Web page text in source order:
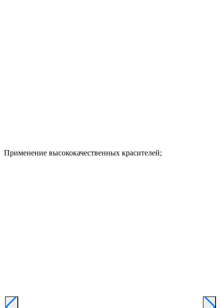
Применение высококачественных красителей;